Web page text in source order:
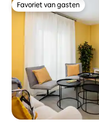
Favoriet van gasten
Favoriet van gasten